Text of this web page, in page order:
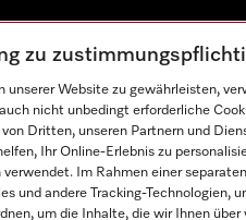
zu
unserer Website zu gewährleisten,
nicht unbedingt erforderliche
Dritten, unseren Partnern und
Ihr Online-Erlebnis zu
Im Rahmen einer
und andere Tracking-Technologien,
um die Inhalte, die wir Ihnen